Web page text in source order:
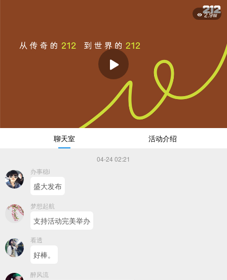
2.9w
播
放
聊天室 活动介绍
04-24 02:21
办事稳i
盛大发布
梦想起航
支持活动完美举办
看透
好棒。
醉风流